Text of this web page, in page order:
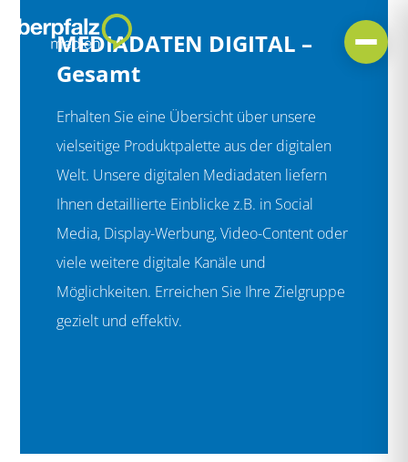
MEDIADATEN DIGITAL –
Gesamt
Erhalten Sie eine Übersicht über unsere
vielseitige Produktpalette aus der digitalen
Welt. Unsere digitalen Mediadaten liefern
Ihnen detaillierte Einblicke z.B. in Social
Media, Display-Werbung, Video-Content oder
viele weitere digitale Kanäle und
Möglichkeiten. Erreichen Sie Ihre Zielgruppe
gezielt und effektiv.